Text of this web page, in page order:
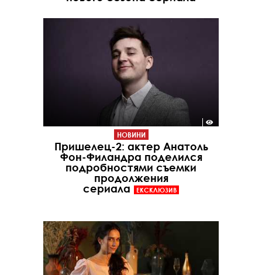
НОВИНИ
Пришелец-2: актер Анатоль
Фон-Филандра поделился
подробностями съемки
продолжения
сериала
ЕКСКЛЮЗИВ